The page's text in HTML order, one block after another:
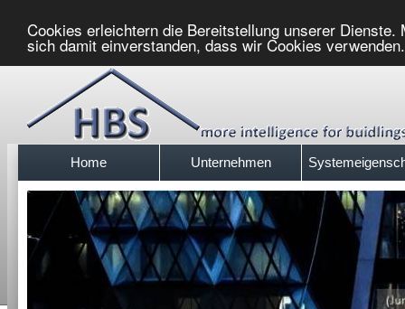
Cookies erleichtern die Bereitstellung unserer
sich damit einverstanden, dass wir Cookies
Home Unternehmen